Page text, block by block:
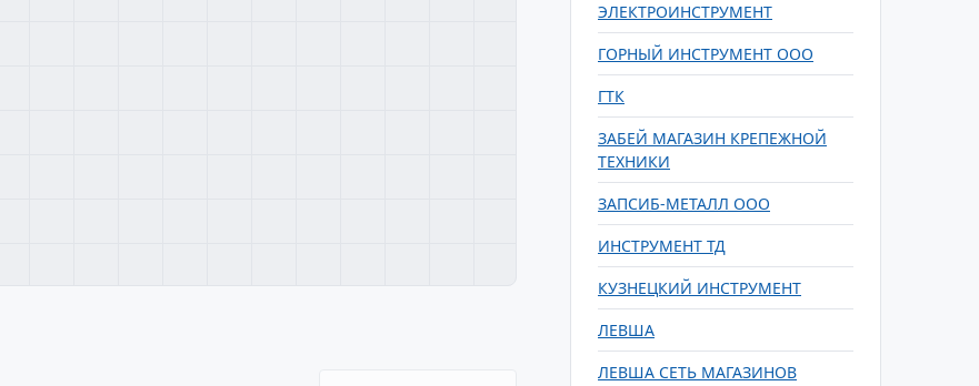
ЭЛЕКТРОИНСТРУМЕНТ
ГОРНЫЙ ИНСТРУМЕНТ ООО
ГТК
ЗАБЕЙ МАГАЗИН КРЕПЕЖНОЙ
ТЕХНИКИ
ЗАПСИБ-МЕТАЛЛ ООО
ИНСТРУМЕНТ ТД
КУЗНЕЦКИЙ ИНСТРУМЕНТ
ЛЕВША
ЛЕВША СЕТЬ МАГАЗИНОВ